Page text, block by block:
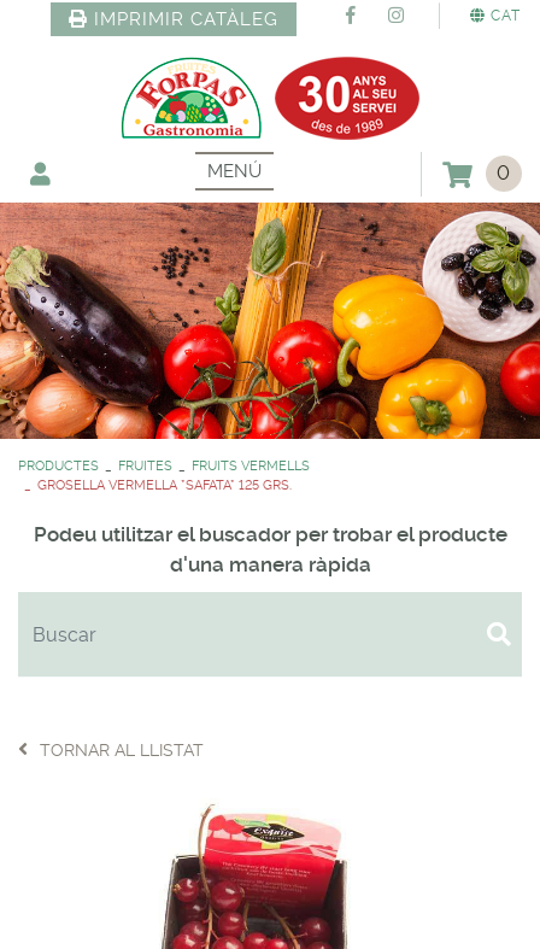
CAT
IMPRIMIR CATÀLEG
MENÚ 0
PRODUCTES FRUITES
FRUITS VERMELLS
GROSELLA VERMELLA *SAFATA* 125 GRS.
Podeu utilitzar el buscador per trobar el producte
d'una manera ràpida
TORNAR AL LLISTAT